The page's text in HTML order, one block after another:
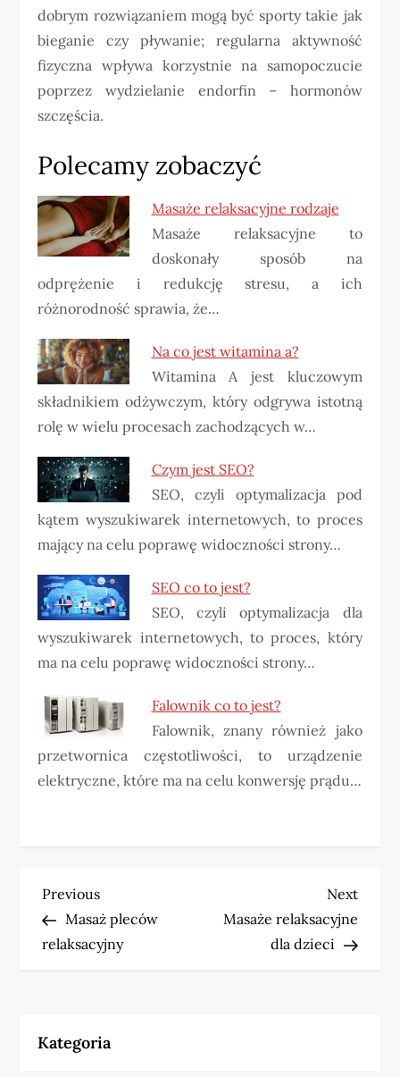
dobrym rozwiązaniem mogą być sporty takie jak
bieganie czy pływanie; regularna aktywność
fizyczna wpływa korzystnie na samopoczucie
poprzez wydzielanie endorfin – hormonów
szczęścia.
Polecamy zobaczyć
Masaże relaksacyjne rodzaje
Masaże relaksacyjne to
doskonały sposób na
odprężenie i redukcję stresu, a ich
różnorodność sprawia, że…
Na co jest witamina a?
Witamina A jest kluczowym
składnikiem odżywczym, który odgrywa istotną
rolę w wielu procesach zachodzących w…
Czym jest SEO?
SEO, czyli optymalizacja pod
kątem wyszukiwarek internetowych, to proces
mający na celu poprawę widoczności strony…
SEO co to jest?
SEO, czyli optymalizacja dla
wyszukiwarek internetowych, to proces, który
ma na celu poprawę widoczności strony…
Falownik co to jest?
Falownik, znany również jako
przetwornica częstotliwości, to urządzenie
elektryczne, które ma na celu konwersję prądu…
N
a
g
Previous
Post
Previous
Masaż pleców
relaksacyjny
Next
Post
Next
Masaże relaksacyjne
dla dzieci
Kategoria